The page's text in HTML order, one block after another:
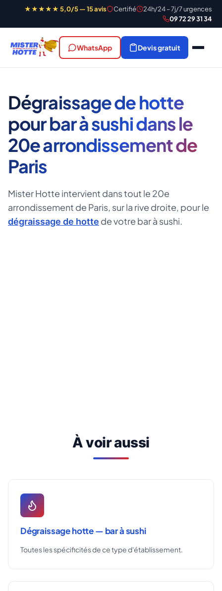
★★★★★ 5,0/5 — 15 avis Certifié
24h/24 – 7j/7 urgences
09 72 29 31 34
WhatsApp Devis gratuit
Dégraissage de hotte
pour bar à sushi dans le
20e arrondissement de
Paris
Mister Hotte intervient dans tout le 20e
arrondissement de Paris, sur la rive droite, pour le
dégraissage de hotte de votre bar à sushi.
À voir aussi
Dégraissage hotte — bar à sushi
Toutes les spécificités de ce type d'établissement.